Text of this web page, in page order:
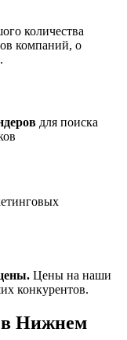
количества
компаний, о
для поиска
Цены на наши
конкурентов.
в Нижнем